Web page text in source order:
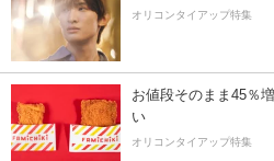
オリコンタイアップ特集
お値段そのまま45％
い
オリコンタイアップ特集